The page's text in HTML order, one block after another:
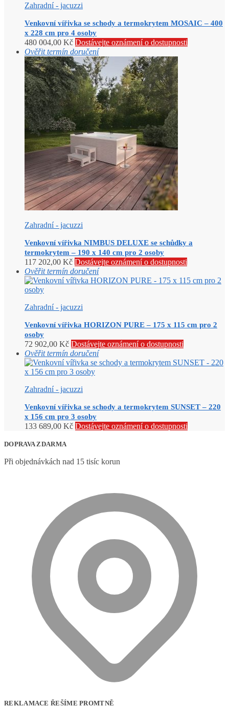
Zahradní - jacuzzi
Venkovní vířivka se schody a termokrytem MOSAIC – 400
x 228 cm pro 4 osoby
480 004,00 Kč Dostávejte oznámení o dostupnosti
Ověřit termín doručení
Zahradní - jacuzzi
Venkovní vířivka NIMBUS DELUXE se schůdky a
termokrytem – 190 x 140 cm pro 2 osoby
117 202,00 Kč Dostávejte oznámení o dostupnosti
Ověřit termín doručení
Zahradní - jacuzzi
Venkovní vířivka HORIZON PURE – 175 x 115 cm pro 2
osoby
72 902,00 Kč Dostávejte oznámení o dostupnosti
Ověřit termín doručení
Zahradní - jacuzzi
Venkovní vířivka se schody a termokrytem SUNSET – 220
x 156 cm pro 3 osoby
133 689,00 Kč Dostávejte oznámení o dostupnosti
DOPRAVA ZDARMA
Při objednávkách nad 15 tisíc korun
REKLAMACE ŘEŠÍME PROMTNĚ